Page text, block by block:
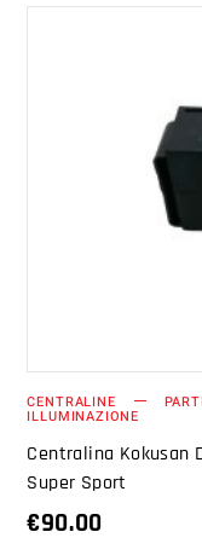
CENTRALINE
ILLUMINAZIONE
Centralina Kokusan
Super Sport
€90.00